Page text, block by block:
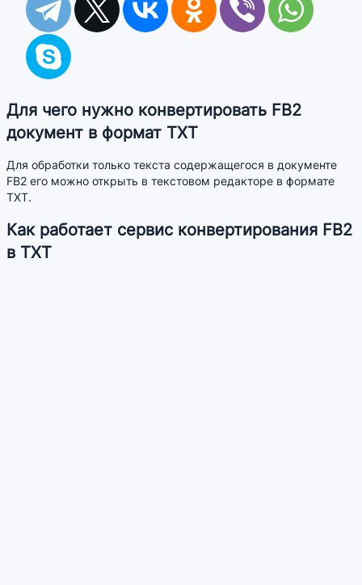
Для чего нужно конвертировать FB2
документ в формат TXT
Для обработки только текста содержащегося в документе
FB2 его можно открыть в текстовом редакторе в формате
TXT.
Как работает сервис конвертирования FB2
в TXT